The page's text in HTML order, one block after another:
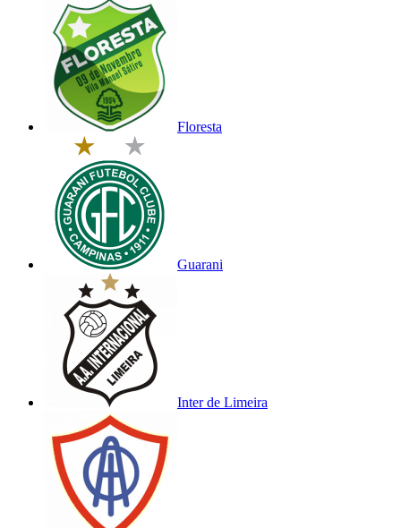
Floresta
Guarani
Inter de Limeira